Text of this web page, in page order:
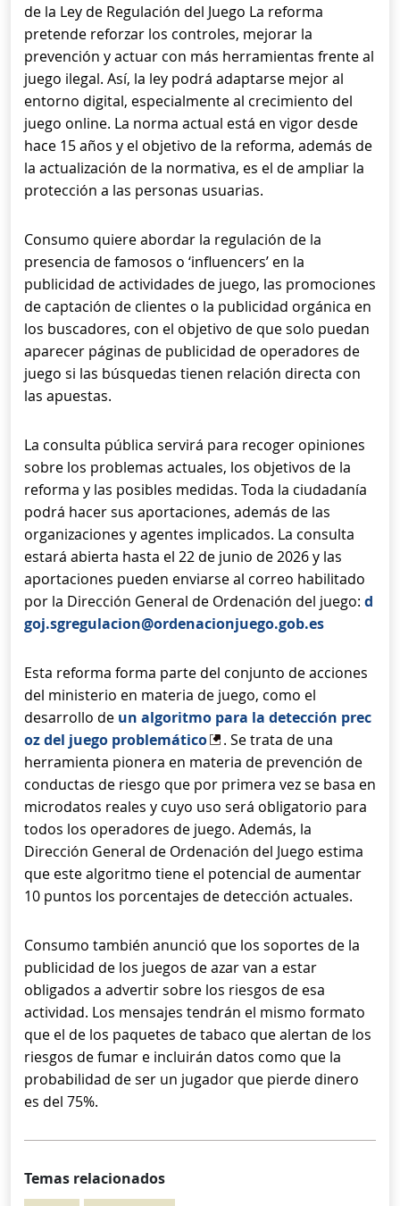
de la Ley de Regulación del Juego La reforma
pretende reforzar los controles, mejorar la
prevención y actuar con más herramientas frente al
juego ilegal. Así, la ley podrá adaptarse mejor al
entorno digital, especialmente al crecimiento del
juego online. La norma actual está en vigor desde
hace 15 años y el objetivo de la reforma, además de
la actualización de la normativa, es el de ampliar la
protección a las personas usuarias.
Consumo quiere abordar la regulación de la
presencia de famosos o ‘influencers’ en la
publicidad de actividades de juego, las promociones
de captación de clientes o la publicidad orgánica en
los buscadores, con el objetivo de que solo puedan
aparecer páginas de publicidad de operadores de
juego si las búsquedas tienen relación directa con
las apuestas.
La consulta pública servirá para recoger opiniones
sobre los problemas actuales, los objetivos de la
reforma y las posibles medidas. Toda la ciudadanía
podrá hacer sus aportaciones, además de las
organizaciones y agentes implicados. La consulta
estará abierta hasta el 22 de junio de 2026 y las
aportaciones pueden enviarse al correo habilitado
por la Dirección General de Ordenación del juego: d
goj.sgregulacion@ordenacionjuego.gob.es
Esta reforma forma parte del conjunto de acciones
del ministerio en materia de juego, como el
desarrollo de un algoritmo para la detección prec
oz del juego problemático
. Se trata de una
herramienta pionera en materia de prevención de
conductas de riesgo que por primera vez se basa en
microdatos reales y cuyo uso será obligatorio para
todos los operadores de juego. Además, la
Dirección General de Ordenación del Juego estima
que este algoritmo tiene el potencial de aumentar
10 puntos los porcentajes de detección actuales.
Consumo también anunció que los soportes de la
publicidad de los juegos de azar van a estar
obligados a advertir sobre los riesgos de esa
actividad. Los mensajes tendrán el mismo formato
que el de los paquetes de tabaco que alertan de los
riesgos de fumar e incluirán datos como que la
probabilidad de ser un jugador que pierde dinero
es del 75%.
Temas relacionados